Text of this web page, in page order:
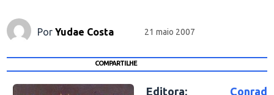
PorYudae Costa 21 maio 2007
COMPARTILHE
Editora:
Conrad